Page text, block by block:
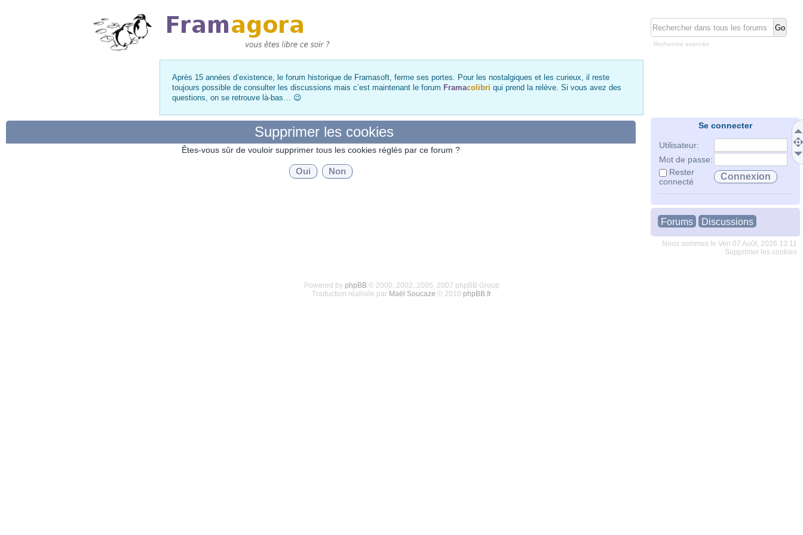
Recherche avancée
Après 15 années d’existence, le forum historique de Framasoft, ferme ses portes. Pour les nostalgiques et les curieux, il reste
toujours possible de consulter les discussions mais c’est maintenant le forum Framacolibri qui prend la relève. Si vous avez des
questions, on se retrouve là-bas… 😉
Se connecter
Utilisateur:
Mot de passe:
Rester
connecté
Forums Discussions
Nous sommes le Ven 07 Août, 2026 13:11
Supprimer les cookies
Supprimer les cookies
Êtes-vous sûr de vouloir supprimer tous les cookies réglés par ce forum ?
Powered by phpBB© 2000, 2002, 2005, 2007 phpBB Group
Traduction réalisée par Maël Soucaze © 2010 phpBB.fr